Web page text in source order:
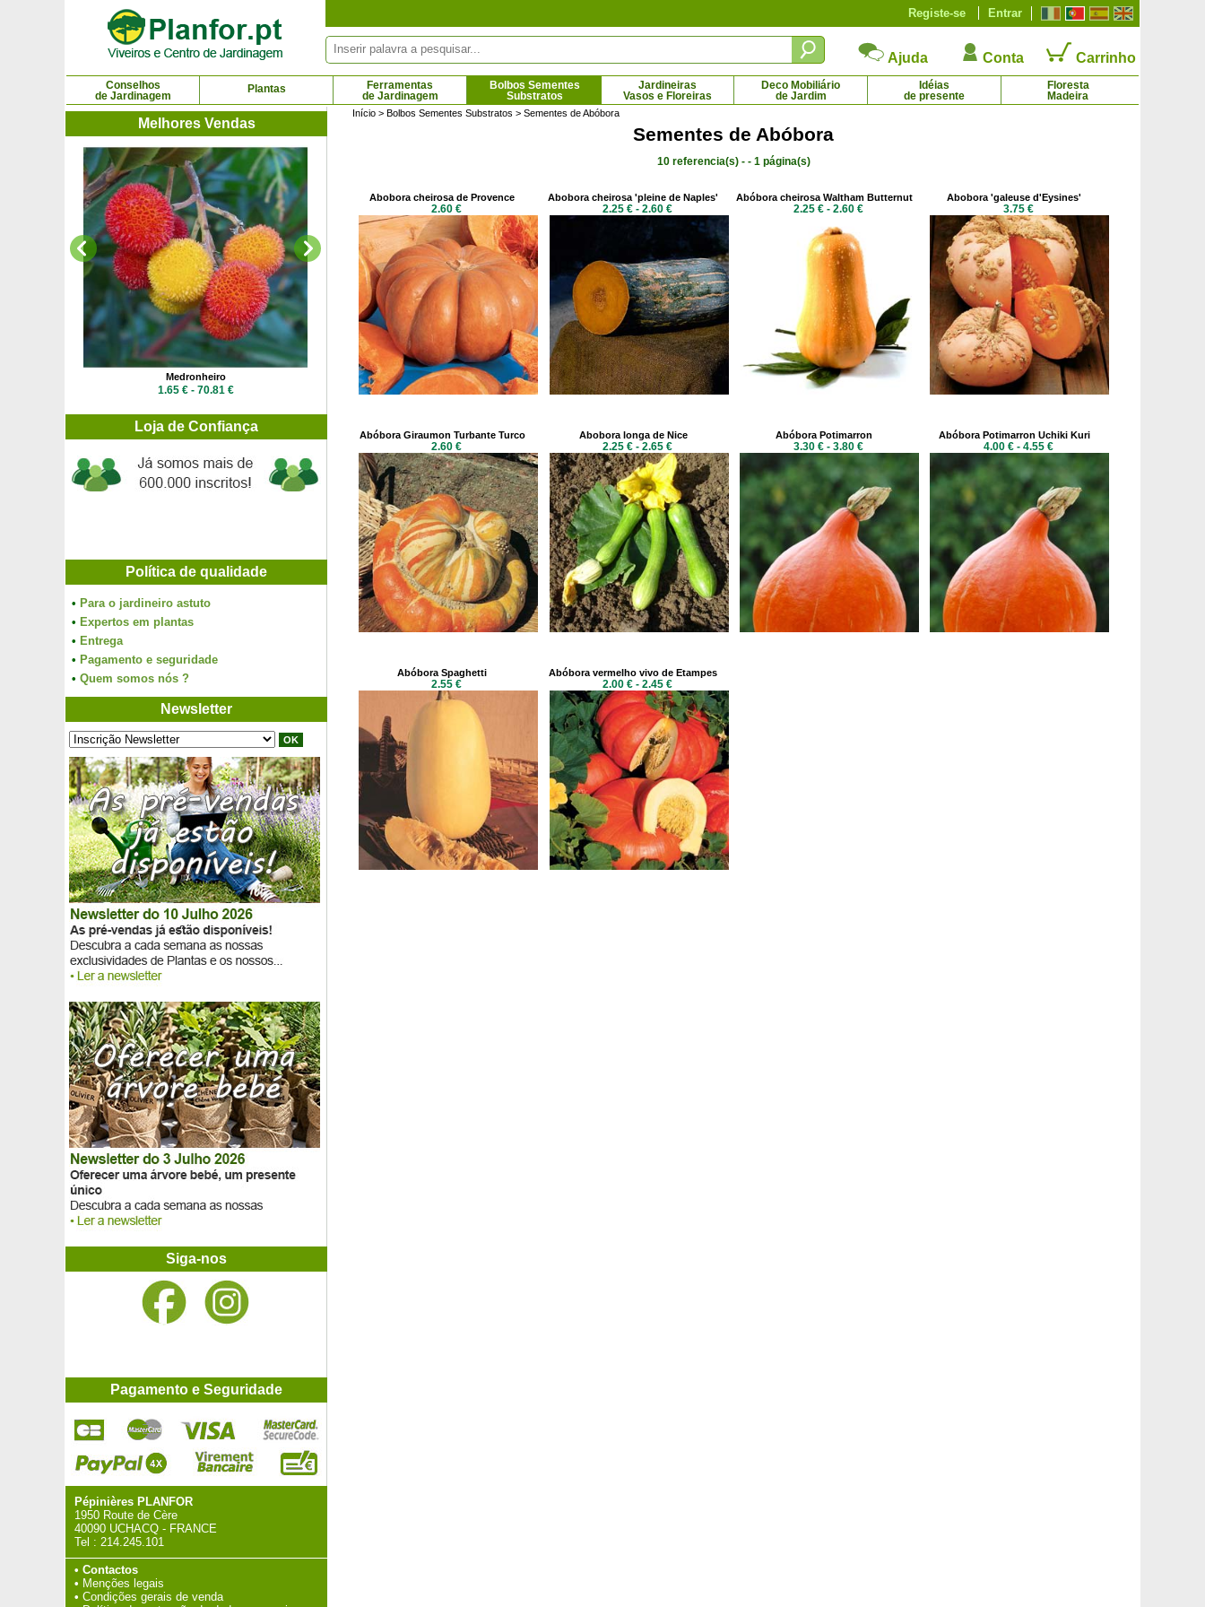
Entrar
Registe-se
Ajuda Conta Carrinho
Conselhos
de Jardinagem
Plantas
Ferramentas
de Jardinagem
Bolbos Sementes
Substratos
Jardineiras
Vasos e Floreiras
Deco Mobiliário
de Jardim
Idéias
de presente
Floresta
Madeira
Melhores Vendas
Medronheiro
1.65 € - 70.81 €
Morangueiro 'Colossus', Morangueiro gigante Morangueiro 'Framberry', Morango-Framboesa
3.73 € - 6.44 €
Loja de Confiança
Política de qualidade
• Para o jardineiro astuto
• Expertos em plantas
• Entrega
• Pagamento e seguridade
• Quem somos nós ?
Newsletter
Siga-nos
Início > Bolbos Sementes Substratos > Sementes de Abóbora
Sementes de Abóbora
10 referencia(s) - - 1 página(s)
Abobora cheirosa de Provence
2.60 €
Abobora cheirosa 'pleine de Naples'
2.25 € - 2.60 €
Abóbora cheirosa Waltham Butternut
2.25 € - 2.60 €
Abobora 'galeuse d'Eysines'
3.75 €
Abóbora Giraumon Turbante Turco
2.60 €
Abobora longa de Nice
2.25 € - 2.65 €
Abóbora Potimarron
3.30 € - 3.80 €
Abóbora Potimarron Uchiki Kuri
4.00 € - 4.55 €
Abóbora Spaghetti
2.55 €
Abóbora vermelho vivo de Etampes
2.00 € - 2.45 €
Pagamento e Seguridade
Pépinières PLANFOR
1950 Route de Cère
40090 UCHACQ - FRANCE
Tel : 214.245.101
• Contactos
• Menções legais
• Condições gerais de venda
Painel de Gerenciamento de Cookies